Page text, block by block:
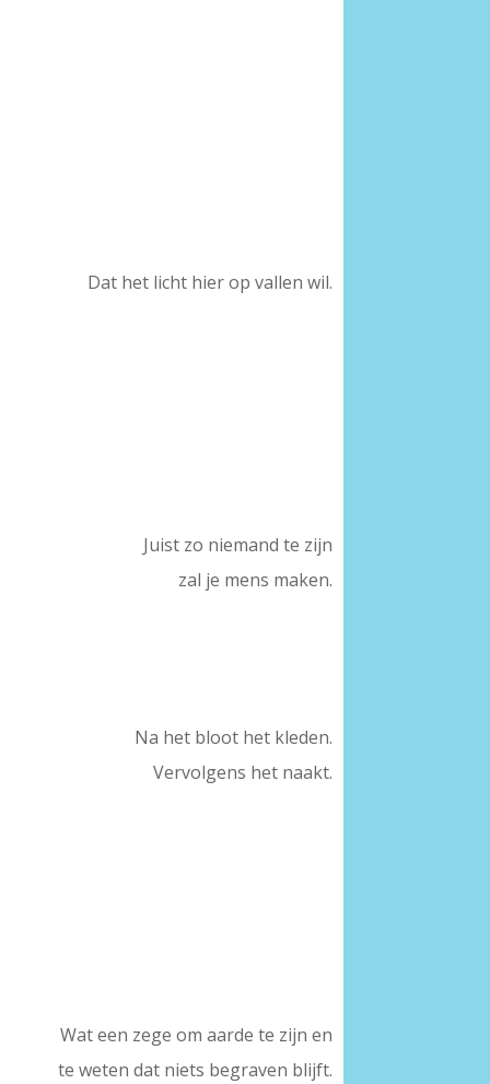
Dat het licht hier op vallen wil.
Juist zo niemand te zijn
zal je mens maken.
Na het bloot het kleden.
Vervolgens het naakt.
Wat een zege om aarde te zijn en
te weten dat niets begraven blijft.